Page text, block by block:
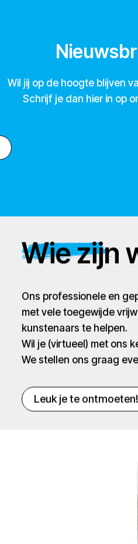
Wil jij op de hoogte blijven
Schrijf je dan hier in op
Wie zijn
Ons professionele en
met vele toegewijde
kunstenaars te helpen.
Wil je (virtueel) met ons
We stellen ons graag
Leuk je te ontmoeten!